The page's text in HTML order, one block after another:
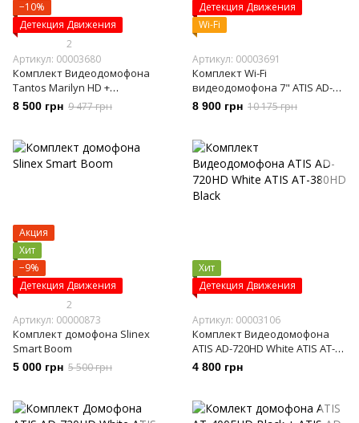
−10%
Детекция Движения
2
Артикул: 00003680
Комплект Видеодомофона
Tantos Marilyn HD +
Видеопанель AT-400HD Black
8 500 грн 9 477 грн
Детекция Движения
Wi-Fi
Артикул: 00003691
Комплект Wi-Fi
видеодомофона 7" ATIS AD-
770FHD/T-White с поддержкой
Tuya Smart + AT-400FHD Black
8 900 грн 10 175 грн
Акция
Хит
−9%
Детекция Движения
2
Артикул: 00000873
Комплект домофона Slinex
Smart Boom
5 000 грн 5 500 грн
Хит
Детекция Движения
Артикул: 00003106
Комплект Видеодомофона
ATIS AD-720HD White ATIS AT-
380HD Black
4 800 грн